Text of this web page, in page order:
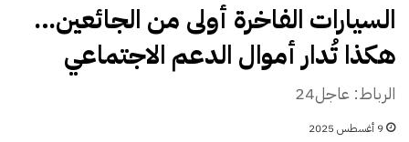
السيارات الفاخرة أولى من الجائعين…
هكذا تُدار أموال الدعم الاجتماعي
الرباط: عاجل24
9 أغسطس 2025